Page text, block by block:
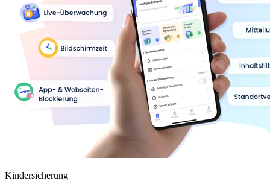
Kindersicherung